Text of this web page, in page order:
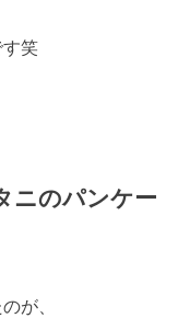
笑
ニのパンケー
が、